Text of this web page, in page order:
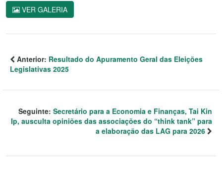
VER GALERIA
Anterior: Resultado do Apuramento Geral das Eleições
Legislativas 2025
Seguinte: Secretário para a Economia e Finanças, Tai Kin
Ip, ausculta opiniões das associações do “think tank” para
a elaboração das LAG para 2026